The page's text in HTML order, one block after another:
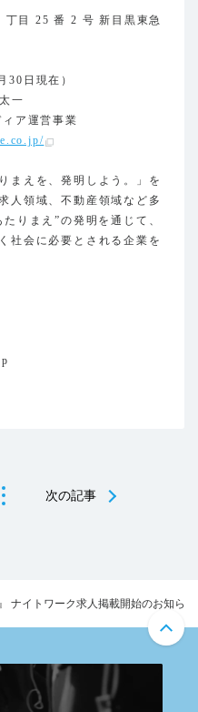
丁目 25 番 2 号 新目黒東急
30日現在）
一
ア運営事業
まえを、発明しよう。」を
人領域、不動産領域など多
りまえ”の発明を通じて、
社会に必要とされる企業を
次の記事
ナイトワーク求人掲載開始のお知らせ